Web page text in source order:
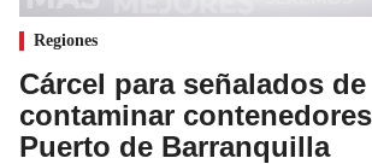
Regiones
Cárcel para señalados de
contaminar
Puerto de Barranquilla